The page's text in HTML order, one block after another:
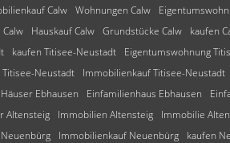
Calw Wohnungen Calw
Hauskauf Calw Grundstücke Calw kaufen
kaufen Titisee-Neustadt Eigentumswohnung
Neustadt Immobilienkauf Titisee-Neustadt
Häuser Ebhausen Einfamilienhaus Ebhausen
Altensteig Immobilien Altensteig Immobilie
Immobilienkauf Neuenbürg kaufen